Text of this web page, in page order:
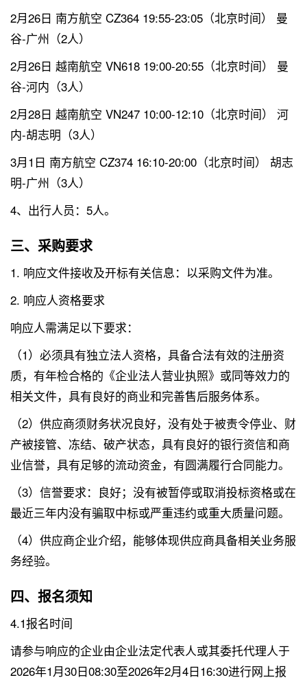
2月26日 南方航空 CZ364 19:55-23:05（北京时间） 曼
谷-广州（2人）
2月26日 越南航空 VN618 19:00-20:55（北京时间） 曼
谷-河内（3人）
2月28日 越南航空 VN247 10:00-12:10（北京时间） 河
内-胡志明（3人）
3月1日 南方航空 CZ374 16:10-20:00（北京时间） 胡志
明-广州（3人）
4、出行人员：5人。
三、采购要求
1. 响应文件接收及开标有关信息：以采购文件为准。
2. 响应人资格要求
响应人需满足以下要求：
（1）必须具有独立法人资格，具备合法有效的注册资
质，有年检合格的《企业法人营业执照》或同等效力的
相关文件，具有良好的商业和完善售后服务体系。
（2）供应商须财务状况良好，没有处于被责令停业、财
产被接管、冻结、破产状态，具有良好的银行资信和商
业信誉，具有足够的流动资金，有圆满履行合同能力。
（3）信誉要求：良好；没有被暂停或取消投标资格或在
最近三年内没有骗取中标或严重违约或重大质量问题。
（4）供应商企业介绍，能够体现供应商具备相关业务服
务经验。
四、报名须知
4.1报名时间
请参与响应的企业由企业法定代表人或其委托代理人于
2026年1月30日08:30至2026年2月4日16:30进行网上报